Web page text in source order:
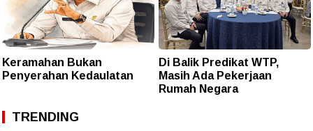
Keramahan Bukan
Penyerahan Kedaulatan
Di Balik Predikat WTP,
Masih Ada Pekerjaan
Rumah Negara
TRENDING